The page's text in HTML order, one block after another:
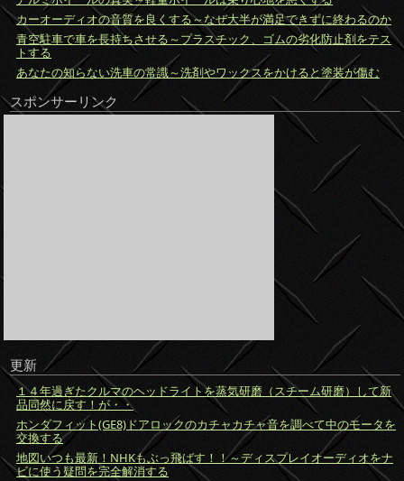
カーオーディオの音質を良くする～なぜ大半が満足できずに終わるのか
青空駐車で車を長持ちさせる～プラスチック、ゴムの劣化防止剤をテス
トする
あなたの知らない洗車の常識～洗剤やワックスをかけると塗装が傷む
スポンサーリンク
更新
１４年過ぎたクルマのヘッドライトを蒸気研磨（スチーム研磨）して新
品同然に戻す！が・・
ホンダフィット(GE8)ドアロックのカチャカチャ音を調べて中のモータを
交換する
地図いつも最新！NHKもぶっ飛ばす！！～ディスプレイオーディオをナ
ビに使う疑問を完全解消する